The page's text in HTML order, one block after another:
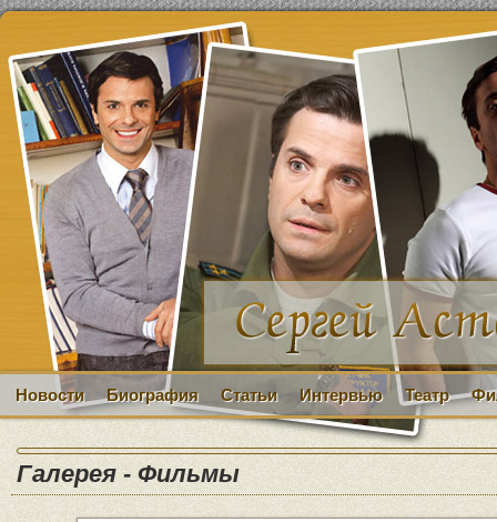
Новости Биография Статьи Интервью Театр
Галерея - Фильмы